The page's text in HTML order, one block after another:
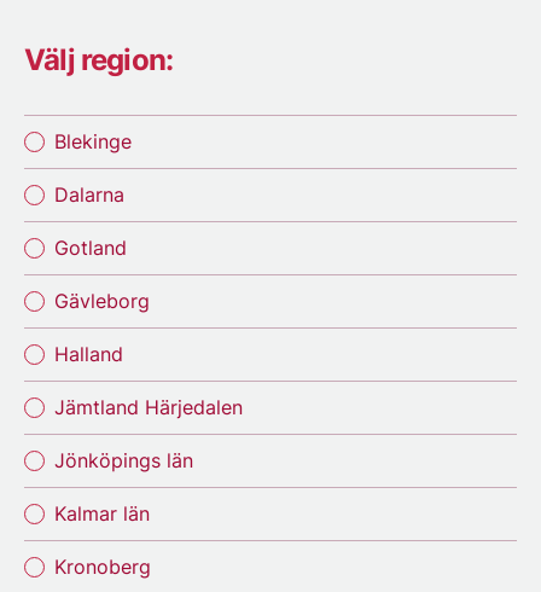
Välj region:
Blekinge
Dalarna
Gotland
Gävleborg
Halland
Jämtland Härjedalen
Jönköpings län
Kalmar län
Kronoberg